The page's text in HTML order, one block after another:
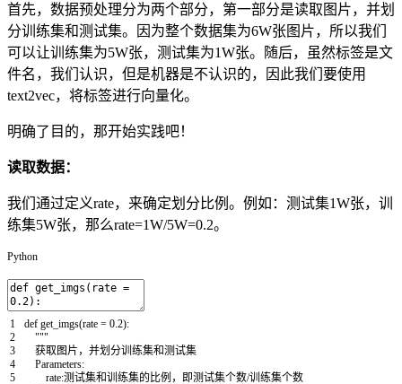
首先，数据预处理分为两个部分，第一部分是读取图片，并划
分训练集和测试集。因为整个数据集为6W张图片，所以我们
可以让训练集为5W张，测试集为1W张。随后，虽然标签是文
件名，我们认识，但是机器是不认识的，因此我们要使用
text2vec，将标签进行向量化。
明确了目的，那开始实践吧！
读取数据：
我们通过定义rate，来确定划分比例。例如：测试集1W张，训
练集5W张，那么rate=1W/5W=0.2。
Python
1
2
3
4
5
def get_imgs(rate = 0.2):
"""
获取图片，并划分训练集和测试集
Parameters:
rate:测试集和训练集的比例，即测试集个数/训练集个数